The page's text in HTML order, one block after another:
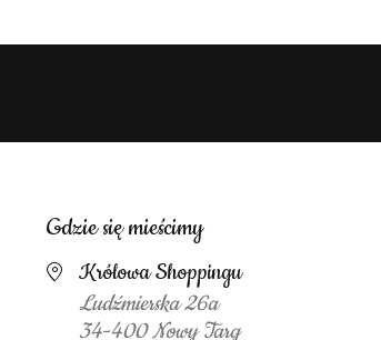
Gdzie się mieścimy
Królowa Shoppingu
Ludźmierska 26a
34-400 Nowy Targ